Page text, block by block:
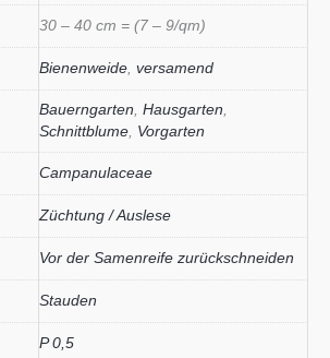
30 – 40 cm = (7 – 9/qm)
Bienenweide versamend
Bauerngarten Hausgarten
Schnittblume Vorgarten
Campanulaceae
Züchtung / Auslese
Vor der Samenreife zurückschneiden
Stauden
P 0,5